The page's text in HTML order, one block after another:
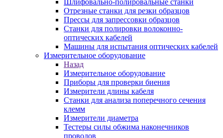
Шлифовально-полировальные станки
Отрезные станки для резки образцов
Прессы для запрессовки образцов
Станки для полировки волоконно-
оптических кабелей
Машины для испытания оптических кабелей
Измерительное оборудование
Назад
Измерительное оборудование
Приборы для проверки биения
Измерители длины кабеля
Станки для анализа поперечного сечения
клемм
Измерители диаметра
Тестеры силы обжима наконечников
проводов